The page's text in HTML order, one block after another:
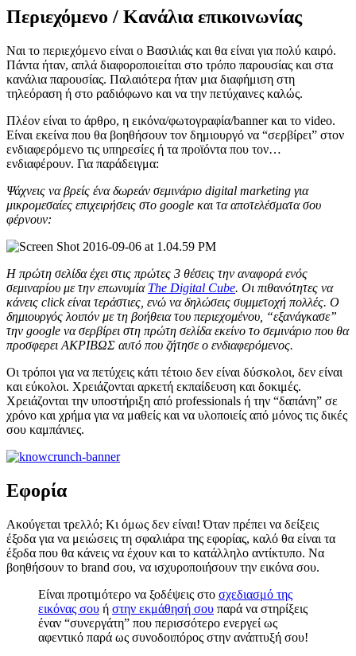
Περιεχόμενο / Κανάλια επικοινωνίας
Ναι το περιεχόμενο είναι ο Βασιλιάς και θα είναι για πολύ καιρό.
Πάντα ήταν, απλά διαφοροποιείται στο τρόπο παρουσίας και στα
κανάλια παρουσίας. Παλαιότερα ήταν μια διαφήμιση στη
τηλεόραση ή στο ραδιόφωνο και να την πετύχαινες καλώς.
Πλέον είναι το άρθρο, η εικόνα/φωτογραφία/banner και το video.
Είναι εκείνα που θα βοηθήσουν τον δημιουργό να “σερβίρει” στον
ενδιαφερόμενο τις υπηρεσίες ή τα προϊόντα που τον…
ενδιαφέρουν. Για παράδειγμα:
Ψάχνεις να βρείς ένα δωρεάν σεμινάριο digital marketing για
μικρομεσαίες επιχειρήσεις στο google και τα αποτελέσματα σου
φέρνουν:
Η πρώτη σελίδα έχει στις πρώτες 3 θέσεις την αναφορά ενός
σεμιναρίου με την επωνυμία The Digital Cube. Οι πιθανότητες να
κάνεις click είναι τεράστιες, ενώ να δηλώσεις συμμετοχή πολλές. Ο
δημιουργός λοιπόν με τη βοήθεια του περιεχομένου, “εξανάγκασε”
την google να σερβίρει στη πρώτη σελίδα εκείνο το σεμινάριο που θα
προσφερει ΑΚΡΙΒΩΣ αυτό που ζήτησε ο ενδιαφερόμενος.
Οι τρόποι για να πετύχεις κάτι τέτοιο δεν είναι δύσκολοι, δεν είναι
και εύκολοι. Χρειάζονται αρκετή εκπαίδευση και δοκιμές.
Χρειάζονται την υποστήριξη από professionals ή την “δαπάνη” σε
χρόνο και χρήμα για να μαθείς και να υλοποιείς από μόνος τις δικές
σου καμπάνιες.
Εφορία
Ακούγεται τρελλό; Κι όμως δεν είναι! Όταν πρέπει να δείξεις
έξοδα για να μειώσεις τη σφαλιάρα της εφορίας, καλό θα είναι τα
έξοδα που θα κάνεις να έχουν και το κατάλληλο αντίκτυπο. Να
βοηθήσουν το brand σου, να ισχυροποιήσουν την εικόνα σου.
Είναι προτιμότερο να ξοδέψεις στο σχεδιασμό της
εικόνας σου ή στην εκμάθησή σου παρά να στηρίξεις
έναν “συνεργάτη” που περισσότερο ενεργεί ως
αφεντικό παρά ως συνοδοιπόρος στην ανάπτυξή σου!